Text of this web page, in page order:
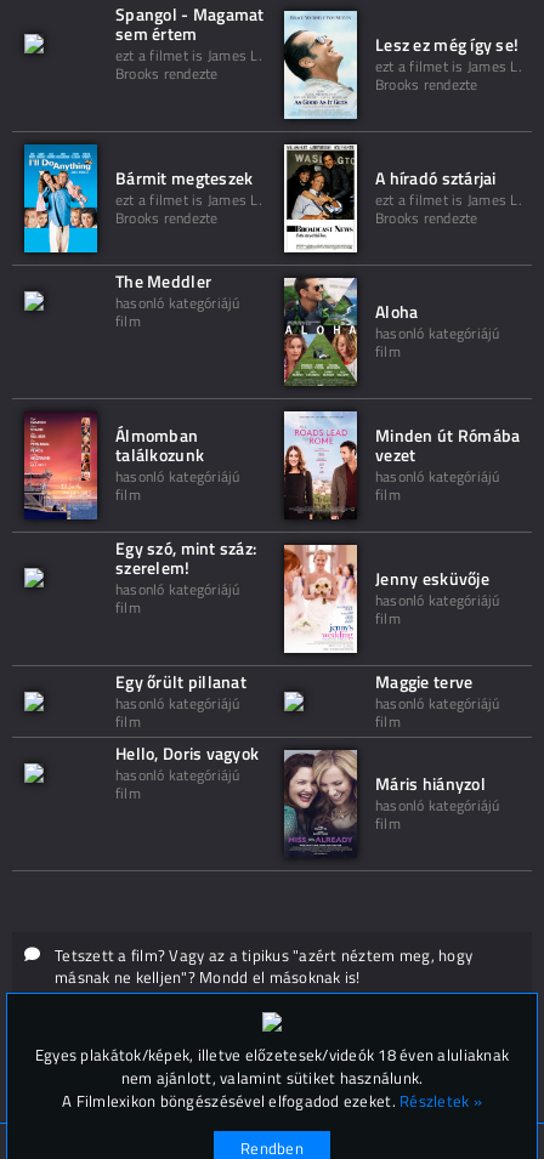
Spangol - Magamat
sem értem
ezt a filmet is James L.
Brooks rendezte
Lesz ez még így se!
ezt a filmet is James L.
Brooks rendezte
Bármit megteszek
ezt a filmet is James L.
Brooks rendezte
A híradó sztárjai
ezt a filmet is James L.
Brooks rendezte
The Meddler
hasonló kategóriájú
film Aloha
hasonló kategóriájú
film
Álmomban
találkozunk
hasonló kategóriájú
film
Minden út Rómába
vezet
hasonló kategóriájú
film
Egy szó, mint száz:
szerelem!
hasonló kategóriájú
film
Jenny esküvője
hasonló kategóriájú
film
Egy őrült pillanat
hasonló kategóriájú
film
Maggie terve
hasonló kategóriájú
film
Hello, Doris vagyok
hasonló kategóriájú
film Máris hiányzol
hasonló kategóriájú
film
Tetszett a film? Vagy az a tipikus "azért néztem meg, hogy
másnak ne kelljen"? Mondd el másoknak is!
Hozzászólások (
© Filmlexikon 2019-2026 Kapcsolat, impresszum
Egyes plakátok/képek, illetve előzetesek/videók 18 éven aluliaknak
nem ajánlott, valamint sütiket használunk.
A Filmlexikon böngészésével elfogadod ezeket. Részletek »
Rendben